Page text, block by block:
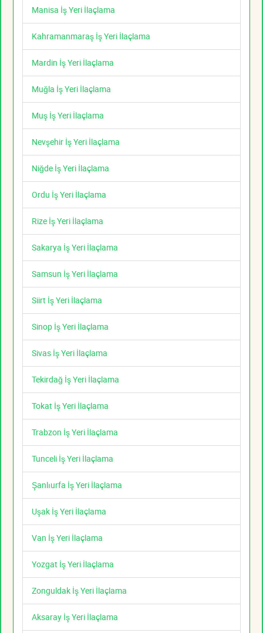
Manisa İş Yeri İlaçlama
Kahramanmaraş İş Yeri İlaçlama
Mardin İş Yeri İlaçlama
Muğla İş Yeri İlaçlama
Muş İş Yeri İlaçlama
Nevşehir İş Yeri İlaçlama
Niğde İş Yeri İlaçlama
Ordu İş Yeri İlaçlama
Rize İş Yeri İlaçlama
Sakarya İş Yeri İlaçlama
Samsun İş Yeri İlaçlama
Siirt İş Yeri İlaçlama
Sinop İş Yeri İlaçlama
Sivas İş Yeri İlaçlama
Tekirdağ İş Yeri İlaçlama
Tokat İş Yeri İlaçlama
Trabzon İş Yeri İlaçlama
Tunceli İş Yeri İlaçlama
Şanlıurfa İş Yeri İlaçlama
Uşak İş Yeri İlaçlama
Van İş Yeri İlaçlama
Yozgat İş Yeri İlaçlama
Zonguldak İş Yeri İlaçlama
Aksaray İş Yeri İlaçlama